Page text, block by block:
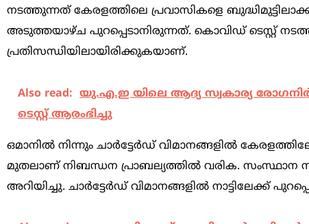
നടത്തുന്നത് കേരളത്തിലെ പ്രവാസികളെ
അടുത്തയാഴ്ച പുറപ്പെടാനിരുന്നത്. കൊവിഡ് ടെസ്റ്റ്
പ്രതിസന്ധിയിലായിരിക്കുകയാണ്.
Also read: യു.എ.ഇ യിലെ ആദ്യ സ്വകാര്യ
ടെസ്റ്റ് ആരംഭിച്ചു
ഒമാനില്‍ നിന്നും ചാര്‍ട്ടേര്‍ഡ് വിമാനങ്ങളില്‍
മുതലാണ് നിബന്ധന പ്രാബല്യത്തില്‍ വരിക. സംസ്ഥാന
അറിയിച്ചു. ചാര്‍ട്ടേര്‍ഡ് വിമാനങ്ങളില്‍ നാട്ടിലേക്ക്